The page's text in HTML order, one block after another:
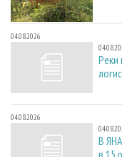
04.08.2026
Реки
04.08.2026
В